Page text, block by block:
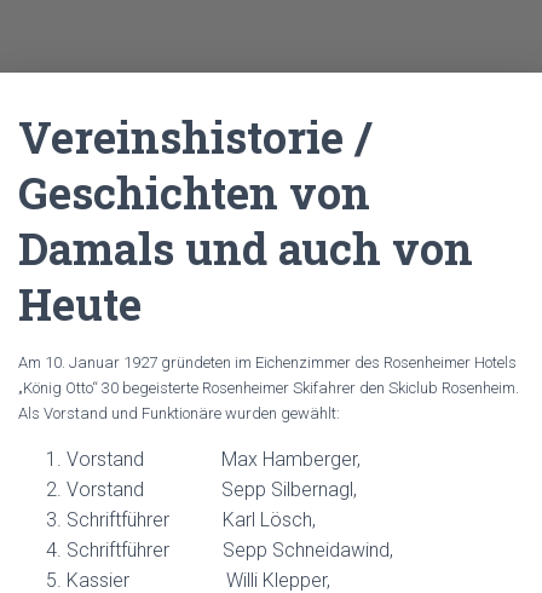
M
Vereinshistorie /
Geschichten von
Damals und auch von
Heute
Am 10. Januar 1927 gründeten im Eichenzimmer des Rosenheimer Hotels
„König Otto“ 30 begeisterte Rosenheimer Skifahrer den Skiclub Rosenheim.
Als Vorstand und Funktionäre wurden gewählt:
Vorstand Max Hamberger,
Vorstand Sepp Silbernagl,
Schriftführer Karl Lösch,
Schriftführer Sepp Schneidawind,
Kassier Willi Klepper,